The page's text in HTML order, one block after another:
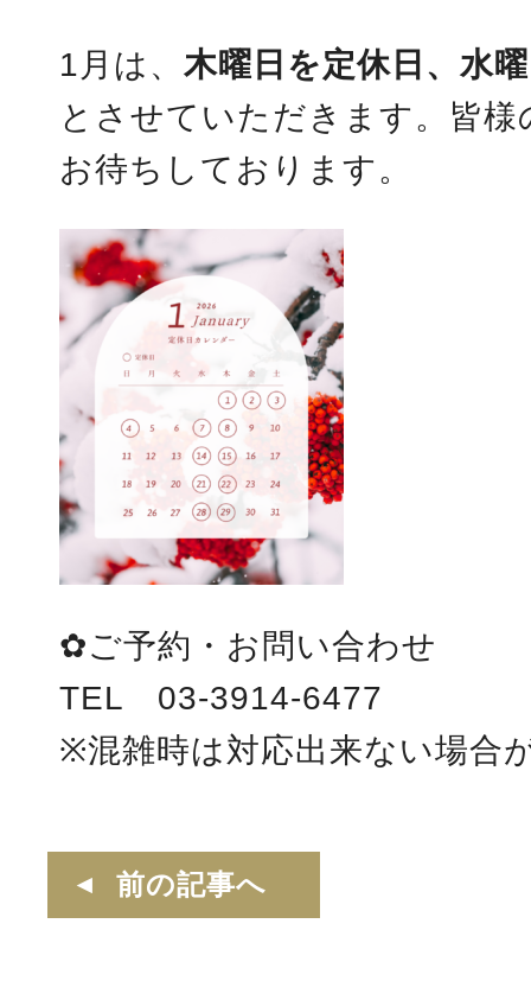
1月は、 木曜日を定休日、水
とさせていただきます。皆
お待ちしております。
✿ご予約・お問い合わせ
TEL 03-3914-6477
※混雑時は対応出来ない場合
前の記事へ